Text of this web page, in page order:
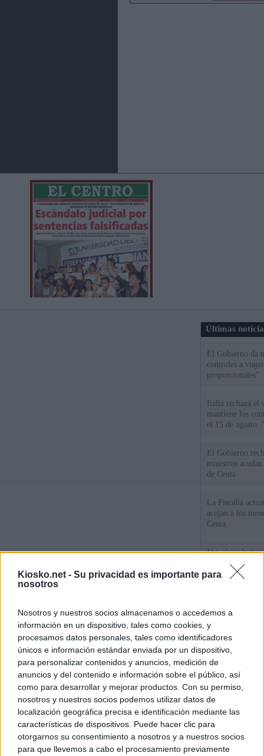
Kiosko.net - Su privacidad es importante para
nosotros
Nosotros y nuestros socios almacenamos o accedemos a
información en un dispositivo, tales como cookies, y
procesamos datos personales, tales como identificadores
únicos e información estándar enviada por un dispositivo,
para personalizar contenidos y anuncios, medición de
anuncios y del contenido e información sobre el público, así
como para desarrollar y mejorar productos. Con su permiso,
nosotros y nuestros socios podemos utilizar datos de
localización geográfica precisa e identificación mediante las
características de dispositivos. Puede hacer clic para
otorgarnos su consentimiento a nosotros y a nuestros socios
para que llevemos a cabo el procesamiento previamente
Últimas
El Gobierno da
controles a
proporcionales"
Italia rechaza
mantiene los
el 15 de agosto:
El Gobierno
ministros
de Ceuta
La Fiscalía
acojan a los
Ceuta
Vox eleva la
los menores de
gobiernan en
ante la Fiscalía
los inmigrantes”
© Kiosko.net Aviso Legal Privacidad y Cookies